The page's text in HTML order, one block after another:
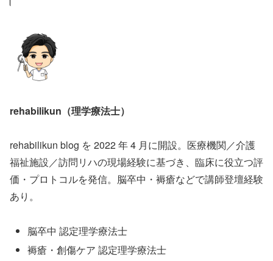
rehabilikun（理学療法士）
rehabilikun blog を 2022 年 4 月に開設。医療機関／介護
福祉施設／訪問リハの現場経験に基づき、臨床に役立つ評
価・プロトコルを発信。脳卒中・褥瘡などで講師登壇経験
あり。
脳卒中 認定理学療法士
褥瘡・創傷ケア 認定理学療法士